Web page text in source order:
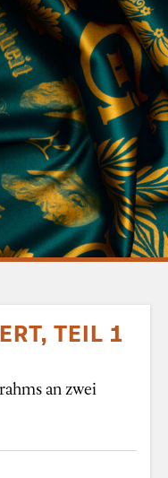
TEIL 1
an zwei